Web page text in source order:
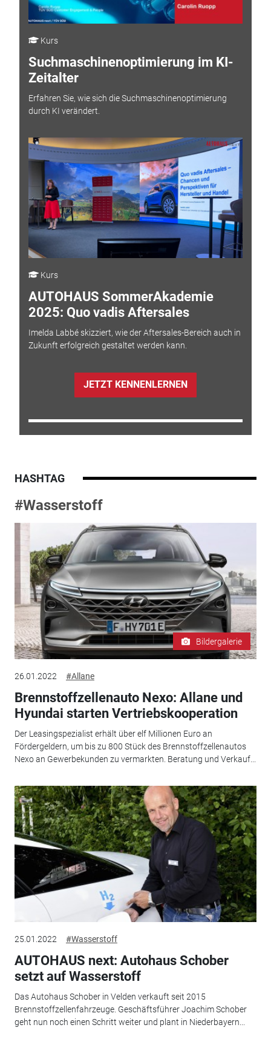
Kurs
Suchmaschinenoptimierung im KI-
Zeitalter
Erfahren Sie, wie sich die Suchmaschinenoptimierung
durch KI verändert.
Kurs
AUTOHAUS SommerAkademie
2025: Quo vadis Aftersales
Imelda Labbé skizziert, wie der Aftersales-Bereich auch in
Zukunft erfolgreich gestaltet werden kann.
JETZT KENNENLERNEN
HASHTAG
#Wasserstoff
Bildergalerie
26.01.2022 #Allane
Brennstoffzellenauto Nexo: Allane und
Hyundai starten Vertriebskooperation
Der Leasingspezialist erhält über elf Millionen Euro an
Fördergeldern, um bis zu 800 Stück des Brennstoffzellenautos
Nexo an Gewerbekunden zu vermarkten. Beratung und Verkauf...
25.01.2022 #Wasserstoff
AUTOHAUS next: Autohaus Schober
setzt auf Wasserstoff
Das Autohaus Schober in Velden verkauft seit 2015
Brennstoffzellenfahrzeuge. Geschäftsführer Joachim Schober
geht nun noch einen Schritt weiter und plant in Niederbayern...